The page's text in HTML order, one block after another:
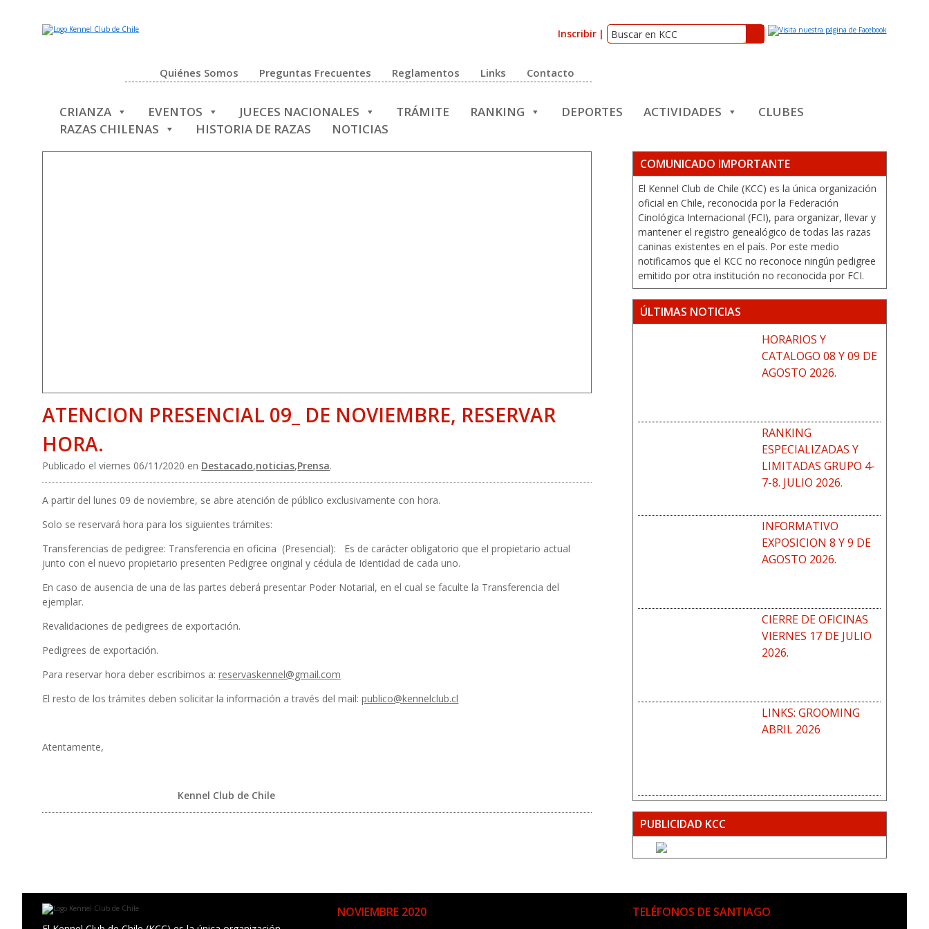
Inscribir
Quiénes Somos Preguntas Frecuentes Reglamentos Links Contacto
CRIANZA EVENTOS JUECES NACIONALES TRÁMITE RANKING DEPORTES ACTIVIDADES
CLUBES
RAZAS CHILENAS
HISTORIA DE RAZAS NOTICIAS
ATENCION PRESENCIAL 09_ DE NOVIEMBRE, RESERVAR
HORA.
Publicado el viernes 06/11/2020 en Destacado,noticias,Prensa.
A partir del lunes 09 de noviembre, se abre atención de público exclusivamente con hora.
Solo se reservará hora para los siguientes trámites:
Transferencias de pedigree: Transferencia en oficina (Presencial): Es de carácter obligatorio que el propietario actual
junto con el nuevo propietario presenten Pedigree original y cédula de Identidad de cada uno.
En caso de ausencia de una de las partes deberá presentar Poder Notarial, en el cual se faculte la Transferencia del
ejemplar.
Revalidaciones de pedigrees de exportación.
Pedigrees de exportación.
Para reservar hora deber escribirnos a:reservaskennel@gmail.com
El resto de los trámites deben solicitar la información a través del mail:publico@kennelclub.cl
Atentamente,
Kennel Club de Chile
COMUNICADO IMPORTANTE
El Kennel Club de Chile (KCC) es la única organización
oficial en Chile, reconocida por la Federación
Cinológica Internacional (FCI), para organizar, llevar y
mantener el registro genealógico de todas las razas
caninas existentes en el país. Por este medio
notificamos que el KCC no reconoce ningún pedigree
emitido por otra institución no reconocida por FCI.
ÚLTIMAS NOTICIAS
HORARIOS Y
CATALOGO 08 Y 09 DE
AGOSTO 2026.
RANKING
ESPECIALIZADAS Y
LIMITADAS GRUPO 4-
7-8. JULIO 2026.
INFORMATIVO
EXPOSICION 8 Y 9 DE
AGOSTO 2026.
CIERRE DE OFICINAS
VIERNES 17 DE JULIO
2026.
LINKS: GROOMING
ABRIL 2026
PUBLICIDAD KCC
NOVIEMBRE 2020 TELÉFONOS DE SANTIAGO